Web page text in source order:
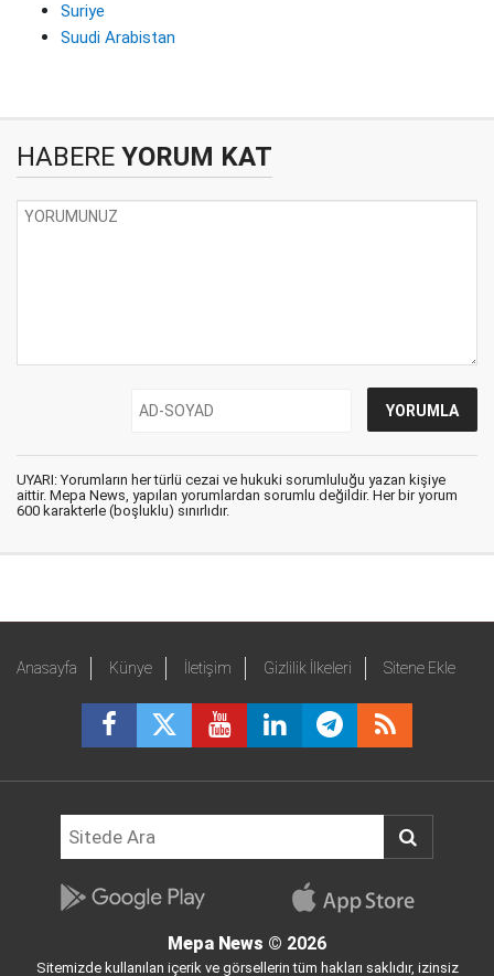
Suriye
Suudi Arabistan
HABERE YORUM KAT
UYARI: Yorumların her türlü cezai ve hukuki sorumluluğu yazan kişiye
aittir. Mepa News, yapılan yorumlardan sorumlu değildir. Her bir yorum
600 karakterle (boşluklu) sınırlıdır.
Anasayfa Künye İletişim Gizlilik İlkeleri Sitene Ekle
Mepa News © 2026
Sitemizde kullanılan içerik ve görsellerin tüm hakları saklıdır, izinsiz